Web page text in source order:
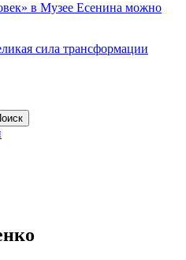
в Музее Есенина можно
сила трансформации